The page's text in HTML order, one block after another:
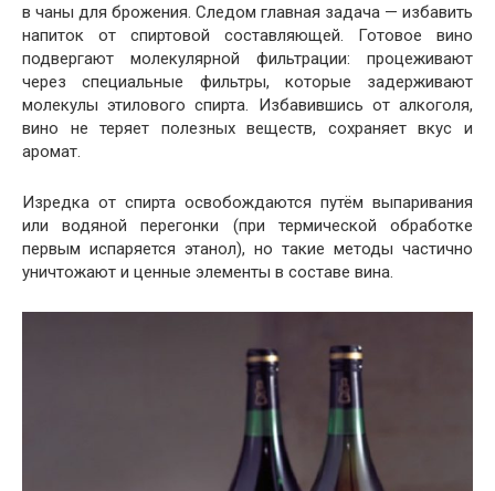
в чаны для брожения. Следом главная задача — избавить
напиток от спиртовой составляющей. Готовое вино
подвергают молекулярной фильтрации: процеживают
через специальные фильтры, которые задерживают
молекулы этилового спирта. Избавившись от алкоголя,
вино не теряет полезных веществ, сохраняет вкус и
аромат.
Изредка от спирта освобождаются путём выпаривания
или водяной перегонки (при термической обработке
первым испаряется этанол), но такие методы частично
уничтожают и ценные элементы в составе вина.